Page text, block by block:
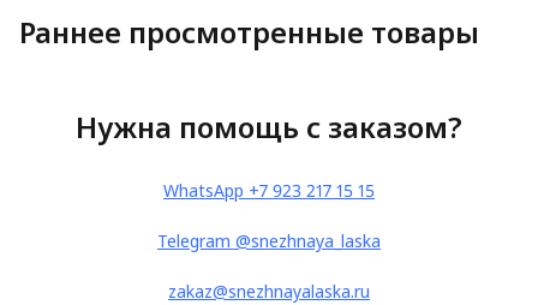
Раннее просмотренные товары
Нужна помощь с заказом?
WhatsApp +7 923 217 15 15
Telegram @snezhnaya_laska
zakaz@snezhnayalaska.ru